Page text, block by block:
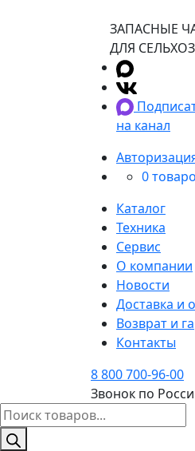
ЗАПАСНЫЕ
ДЛЯ
на канал
0
Каталог
Техника
Сервис
О компании
Новости
Доставка и
Возврат и
Контакты
8 800 700-96-00
Звонок по
Поиск
товаров